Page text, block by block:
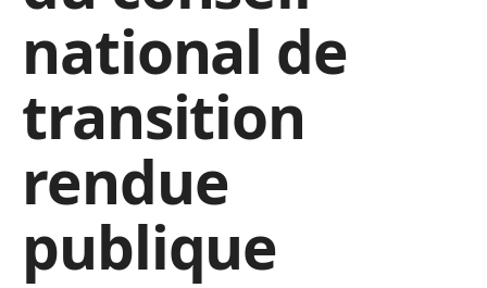
national de
transition
rendue
publique